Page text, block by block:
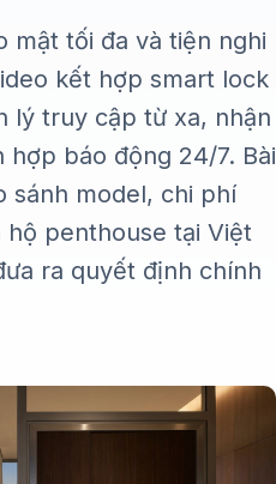
mật tối đa và tiện nghi
kết hợp smart lock
lý truy cập từ xa, nhận
báo động 24/7. Bài
sánh model, chi phí
penthouse tại Việt
ra quyết định chính